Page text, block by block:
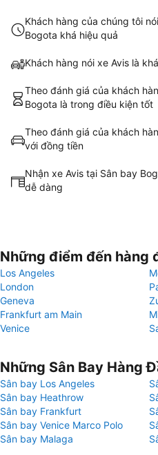
Khách hàng của chúng tôi
Bogota khá hiệu quả
Khách hàng nói xe Avis là
Theo đánh giá của khách
Bogota là trong điều kiện tốt
Theo đánh giá của khách
với đồng tiền
Nhận xe Avis tại Sân bay
dễ dàng
Những điểm đến hàng
Los Angeles
London
Geneva
Frankfurt am Main
Venice
Những Sân Bay Hàng
Sân bay Los Angeles
Sân bay Heathrow
Sân bay Frankfurt
Sân bay Venice Marco Polo
Sân bay Malaga